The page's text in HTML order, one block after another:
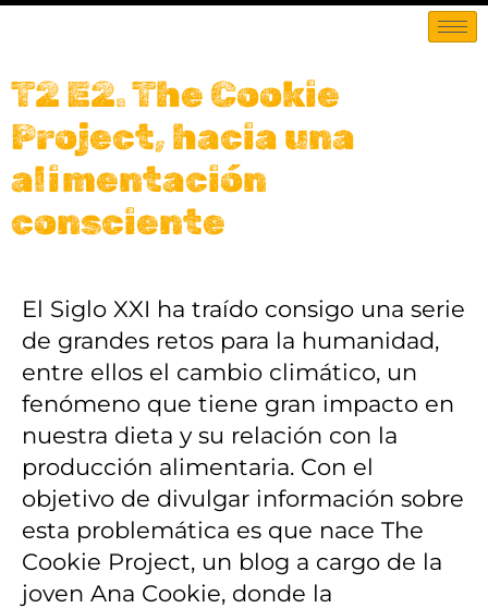
T2 E2. The Cookie
Project, hacia una
alimentación
consciente
El Siglo XXI ha traído consigo una serie
de grandes retos para la humanidad,
entre ellos el cambio climático, un
fenómeno que tiene gran impacto en
nuestra dieta y su relación con la
producción alimentaria. Con el
objetivo de divulgar información sobre
esta problemática es que nace The
Cookie Project, un blog a cargo de la
joven Ana Cookie, donde la